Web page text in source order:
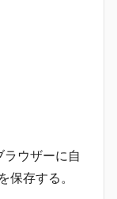
ウザーに自
保存する。